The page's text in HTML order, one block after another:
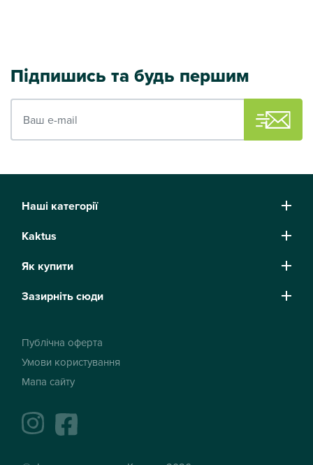
Підпишись та будь першим
Наші категорії
Kaktus
Як купити
Зазирніть сюди
Публічна оферта
Умови користування
Мапа сайту
instagramfacebook